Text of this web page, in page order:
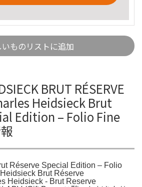
ものリストに追加
BRUT RÉSERVE
Heidsieck Brut
Edition – Folio Fine
Réserve Special Edition – Folio
Brut Réserve
Heidsieck - Brut Reserve